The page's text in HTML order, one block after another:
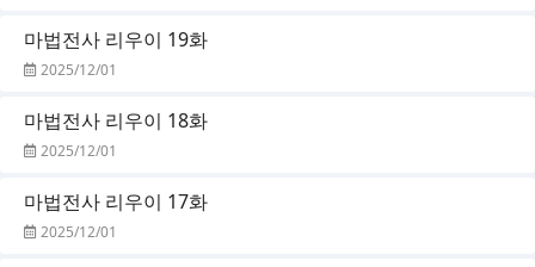
마법전사 리우이 19화
2025/12/01
마법전사 리우이 18화
2025/12/01
마법전사 리우이 17화
2025/12/01